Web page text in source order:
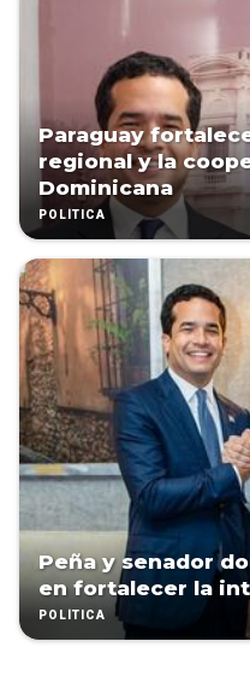
Paraguay
regional y la
Dominicana
POLÍTICA
Peña y senador
en fortalecer la
POLÍTICA